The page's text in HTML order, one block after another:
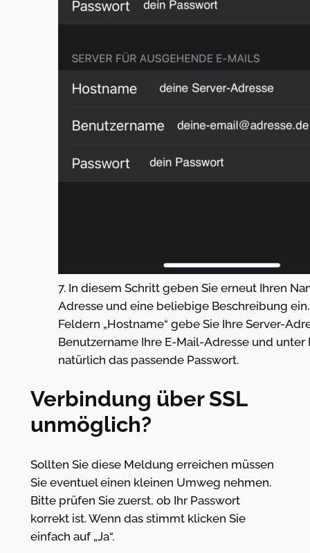
7. In diesem Schritt geben Sie erneut Ihren
Adresse und eine beliebige Beschreibung
Feldern „Hostname“ gebe Sie Ihre Server-
Benutzername Ihre E-Mail-Adresse und unter
natürlich das passende Passwort.
Verbindung über SSL
unmöglich?
Sollten Sie diese Meldung erreichen müssen
Sie eventuel einen kleinen Umweg nehmen.
Bitte prüfen Sie zuerst, ob Ihr Passwort
korrekt ist. Wenn das stimmt klicken Sie
einfach auf „Ja“.